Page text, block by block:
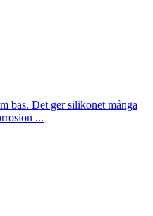
bas. Det ger silikonet många
...